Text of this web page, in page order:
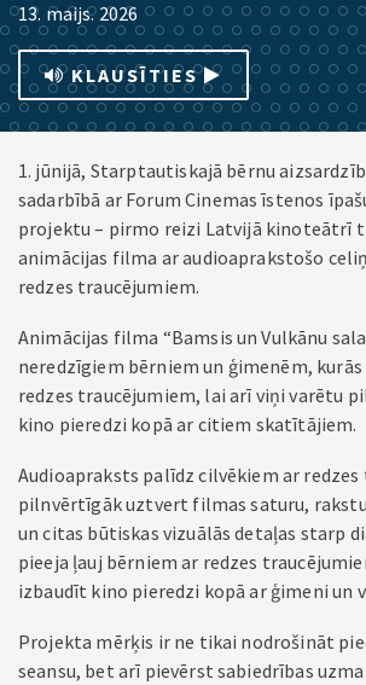
13. maijs. 2026
KLAUSĪTIES
1. jūnijā, Starptautiskajā bērnu
sadarbībā ar Forum Cinemas īstenos
projektu – pirmo reizi Latvijā kinoteātrī
animācijas filma ar audioaprakstošo
redzes traucējumiem.
Animācijas filma “Bamsis un Vulkānu
neredzīgiem bērniem un ģimenēm,
redzes traucējumiem, lai arī viņi varētu
kino pieredzi kopā ar citiem skatītājiem.
Audioapraksts palīdz cilvēkiem ar
pilnvērtīgāk uztvert filmas saturu,
un citas būtiskas vizuālās detaļas starp
pieeja ļauj bērniem ar redzes
izbaudīt kino pieredzi kopā ar ģimeni un
Projekta mērķis ir ne tikai nodrošināt
seansu, bet arī pievērst sabiedrības